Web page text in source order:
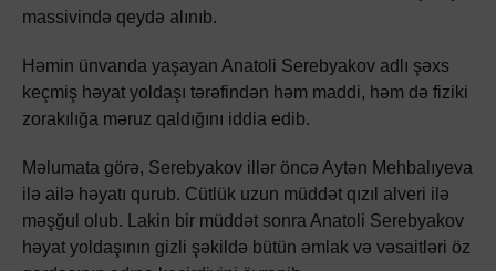
massivində qeydə alınıb.
Həmin ünvanda yaşayan Anatoli Serebyakov adlı şəxs
keçmiş həyat yoldaşı tərəfindən həm maddi, həm də fiziki
zorakılığa məruz qaldığını iddia edib.
Məlumata görə, Serebyakov illər öncə Aytən Mehbalıyeva
ilə ailə həyatı qurub. Cütlük uzun müddət qızıl alveri ilə
məşğul olub. Lakin bir müddət sonra Anatoli Serebyakov
həyat yoldaşının gizli şəkildə bütün əmlak və vəsaitləri öz